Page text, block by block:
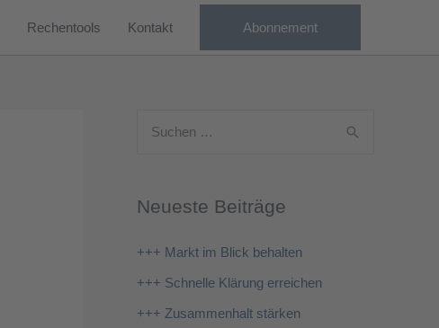
Rechentools Kontakt Abonnement
h
Neueste Beiträge
+++ Markt im Blick behalten
+++ Schnelle Klärung erreichen
+++ Zusammenhalt stärken